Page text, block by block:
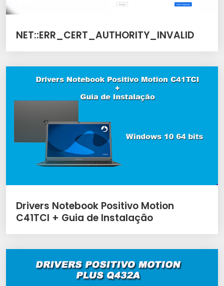
NET::ERR_CERT_AUTHORITY_INVALID
Drivers Notebook Positivo Motion
C41TCI + Guia de Instalação